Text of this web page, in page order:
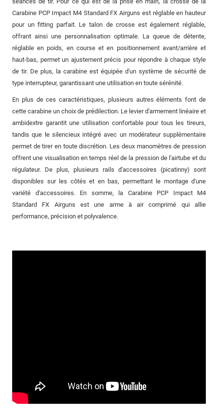
Carabine PCP Impact M4 Standard FX Airguns est réglable en hauteur
pour un fitting parfait. Le talon de crosse est également réglable,
offrant ainsi une personnalisation optimale. La queue de détente,
réglable en poids, en course et en positionnement avant/arrière et
haut-bas, permet un ajustement précis pour répondre à chaque style
de tir. De plus, la carabine est équipée d'un système de sécurité de
type interrupteur, garantissant une utilisation en toute sérénité.
En plus de ces caractéristiques, plusieurs autres éléments font de
cette carabine un choix de prédilection. Le levier d'armement linéaire et
ambidextre garantit une utilisation confortable pour tous les tireurs,
tandis que le silencieux intégré avec un modérateur supplémentaire
permet de tirer en toute discrétion. Les deux manomètres de pression
offrent une visualisation en temps réel de la pression de l'airtube et du
régulateur. De plus, plusieurs rails d'accessoires (picatinny) sont
disponibles sur les côtés et en bas, permettant le montage d'une
variété d'accessoires. En somme, la Carabine PCP Impact M4
Standard FX Airguns est une arme à air comprimé qui allie
performance, précision et polyvalence.